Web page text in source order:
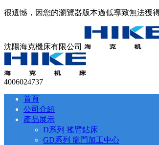
很遺憾，因您的瀏覽器版本過低導致無法獲
沈陽海克機床有限公司
4006024737
首頁
公司介紹
產品展示
D系列 搖臂鉆床
GD系列 龍門加工中心